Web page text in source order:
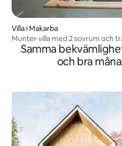
Villa i Makarba
Munter villa med 2 sovrum och
Samma
och bra